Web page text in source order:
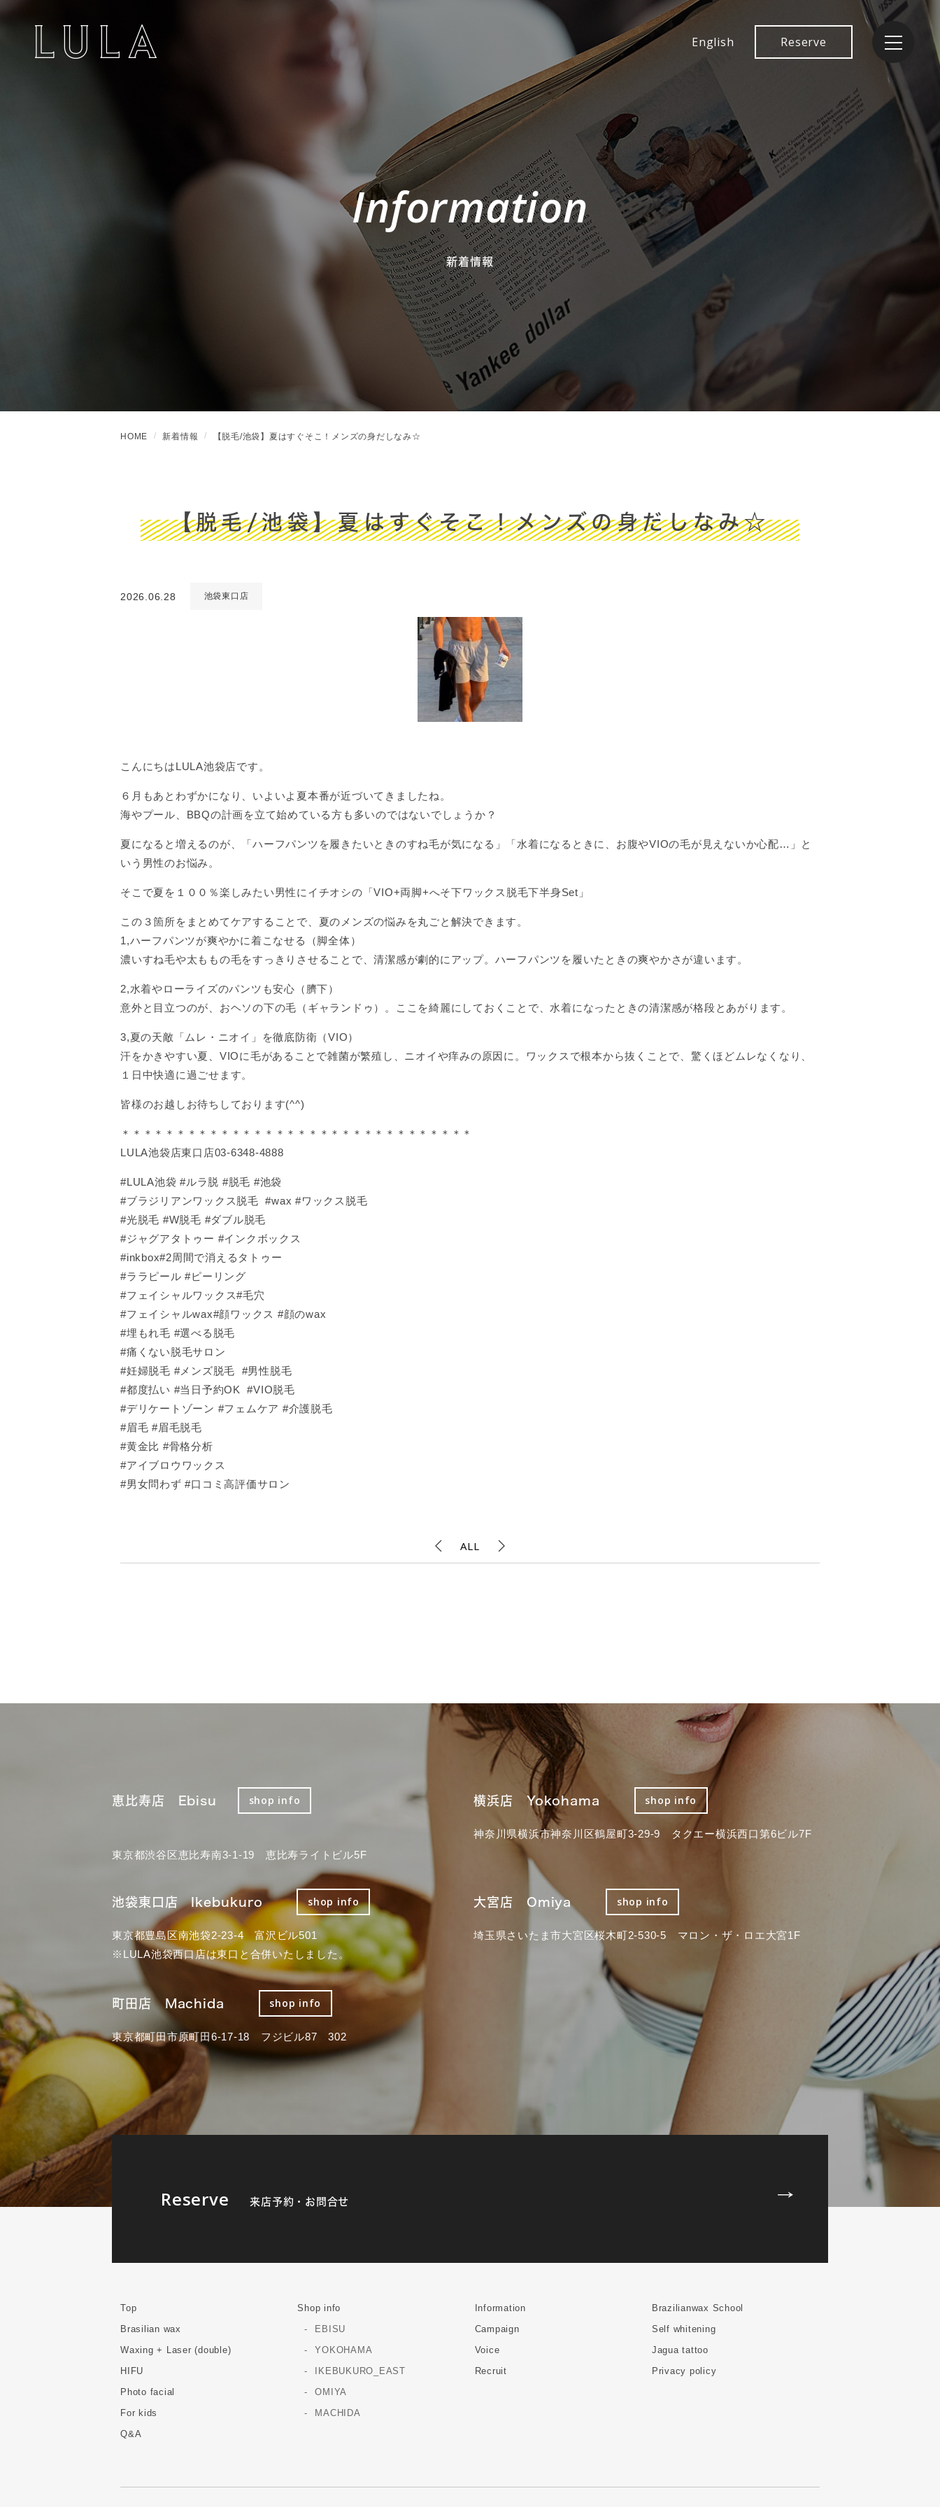
English Reserve
Information
新着情報
HOME 新着情報 【脱毛/池袋】夏はすぐそこ！メンズの身だしなみ☆
【脱毛/池袋】夏はすぐそこ！メンズの身だしなみ☆
2026.06.28 池袋東口店
こんにちはLULA池袋店です。
６月もあとわずかになり、いよいよ夏本番が近づいてきましたね。
海やプール、BBQの計画を立て始めている方も多いのではないでしょうか？
夏になると増えるのが、「ハーフパンツを履きたいときのすね毛が気になる」「水着になるときに、お腹やVIOの毛が見えないか心配…」と
いう男性のお悩み。
そこで夏を１００％楽しみたい男性にイチオシの「VIO+両脚+へそ下ワックス脱毛下半身Set」
この３箇所をまとめてケアすることで、夏のメンズの悩みを丸ごと解決できます。
1,ハーフパンツが爽やかに着こなせる（脚全体）
濃いすね毛や太ももの毛をすっきりさせることで、清潔感が劇的にアップ。ハーフパンツを履いたときの爽やかさが違います。
2,水着やローライズのパンツも安心（臍下）
意外と目立つのが、おヘソの下の毛（ギャランドゥ）。ここを綺麗にしておくことで、水着になったときの清潔感が格段とあがります。
3,夏の天敵「ムレ・ニオイ」を徹底防衛（VIO）
汗をかきやすい夏、VIOに毛があることで雑菌が繁殖し、ニオイや痒みの原因に。ワックスで根本から抜くことで、驚くほどムレなくなり、
１日中快適に過ごせます。
皆様のお越しお待ちしております(^^)
＊＊＊＊＊＊＊＊＊＊＊＊＊＊＊＊＊＊＊＊＊＊＊＊＊＊＊＊＊＊＊＊
LULA池袋店東口店03-6348-4888
#LULA池袋 #ルラ脱 #脱毛 #池袋
#ブラジリアンワックス脱毛 #wax #ワックス脱毛
#光脱毛 #W脱毛 #ダブル脱毛
#ジャグアタトゥー #インクボックス
#inkbox#2周間で消えるタトゥー
#ララピール #ピーリング
#フェイシャルワックス#毛穴
#フェイシャルwax#顔ワックス #顔のwax
#埋もれ毛 #選べる脱毛
#痛くない脱毛サロン
#妊婦脱毛 #メンズ脱毛 #男性脱毛
#都度払い #当日予約OK #VIO脱毛
#デリケートゾーン #フェムケア #介護脱毛
#眉毛 #眉毛脱毛
#黄金比 #骨格分析
#アイブロウワックス
#男女問わず #口コミ高評価サロン
ALL
恵比寿店 Ebisu shop info
東京都渋谷区恵比寿南3-1-19 恵比寿ライトビル5F
横浜店 Yokohama shop info
神奈川県横浜市神奈川区鶴屋町3-29-9 タクエー横浜西口第6ビル7F
池袋東口店 Ikebukuro shop info
東京都豊島区南池袋2-23-4 富沢ビル501
※LULA池袋西口店は東口と合併いたしました。
大宮店 Omiya shop info
埼玉県さいたま市大宮区桜木町2-530-5 マロン・ザ・ロエ大宮1F
町田店 Machida shop info
東京都町田市原町田6-17-18 フジビル87 302
Reserve 来店予約・お問合せ
Top
Brasilian wax
Waxing + Laser (double)
HIFU
Photo facial
For kids
Q&A
Shop info
EBISU
YOKOHAMA
IKEBUKURO_EAST
OMIYA
MACHIDA
Information
Campaign
Voice
Recruit
Brazilianwax School
Self whitening
Jagua tattoo
Privacy policy